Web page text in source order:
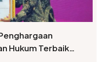
Hukum Terbaik